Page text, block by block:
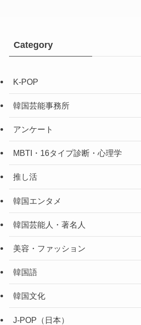
Category
K-POP
韓国芸能事務所
アンケート
MBTI・16タイプ診断・心理学
推し活
韓国エンタメ
韓国芸能人・著名人
美容・ファッション
韓国語
韓国文化
J-POP（日本）